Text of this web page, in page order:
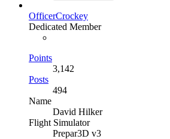
OfficerCrockey
Dedicated Member
Points
3,142
Posts
494
Name
David Hilker
Flight Simulator
Prepar3D v3